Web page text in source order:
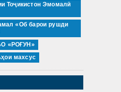
Тоҷикистон Эмомалӣ
«Об барои рушди
«РОҒУН»
махсус